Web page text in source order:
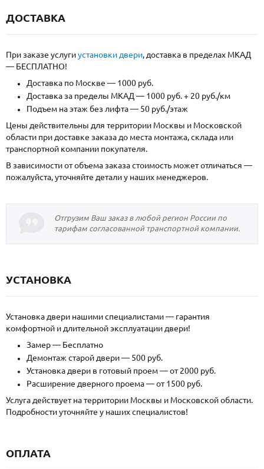
ДОСТАВКА
При заказе услугиустановки двери, доставка в пределах МКАД
— БЕСПЛАТНО!
Доставка по Москве — 1000 руб.
Доставка за пределы МКАД — 1000 руб. + 20 руб./км
Подъем на этаж без лифта — 50 руб./этаж
Цены действительны для территории Москвы и Московской
области при доставке заказа до места монтажа, склада или
транспортной компании покупателя.
В зависимости от объема заказа стоимость может отличаться —
пожалуйста, уточняйте детали у наших менеджеров.
Отгрузим Ваш заказ в любой регион России по
тарифам согласованной транспортной компании.
УСТАНОВКА
Установка двери нашими специалистами — гарантия
комфортной и длительной эксплуатации двери!
Замер — Бесплатно
Демонтаж старой двери — 500 руб.
Установка двери в готовый проем — от 2000 руб.
Расширение дверного проема — от 1500 руб.
Услуга действует на территории Москвы и Московской области.
Подробности уточняйте у наших специалистов!
ОПЛАТА